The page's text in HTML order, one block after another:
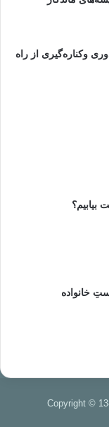
وکناره‌گیری از راه
بیابیم؟
خانواده
Copyright ©